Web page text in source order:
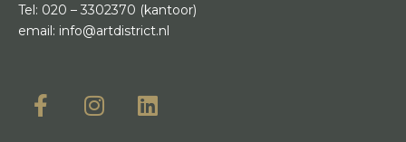
Tel: 020 – 3302370 (kantoor)
email: info@artdistrict.nl